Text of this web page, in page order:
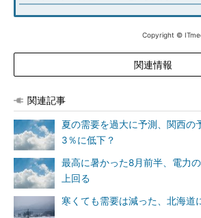
Copyright ©
関連情報
関連記事
夏の需要を過大に予測、関西の
3％に低下？
最高に暑かった8月前半、電力
上回る
寒くても需要は減った、北海道